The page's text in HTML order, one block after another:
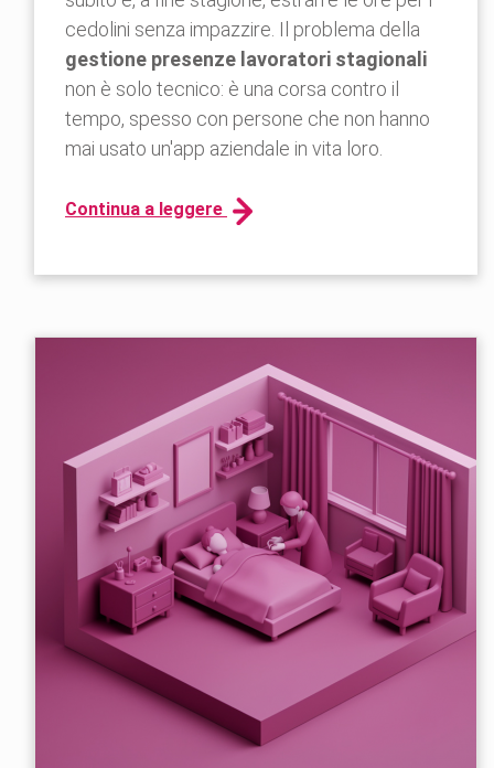
cedolini senza impazzire. Il problema della
gestione presenze lavoratori stagionali
non è solo tecnico: è una corsa contro il
tempo, spesso con persone che non hanno
mai usato un'app aziendale in vita loro.
Continua a leggere